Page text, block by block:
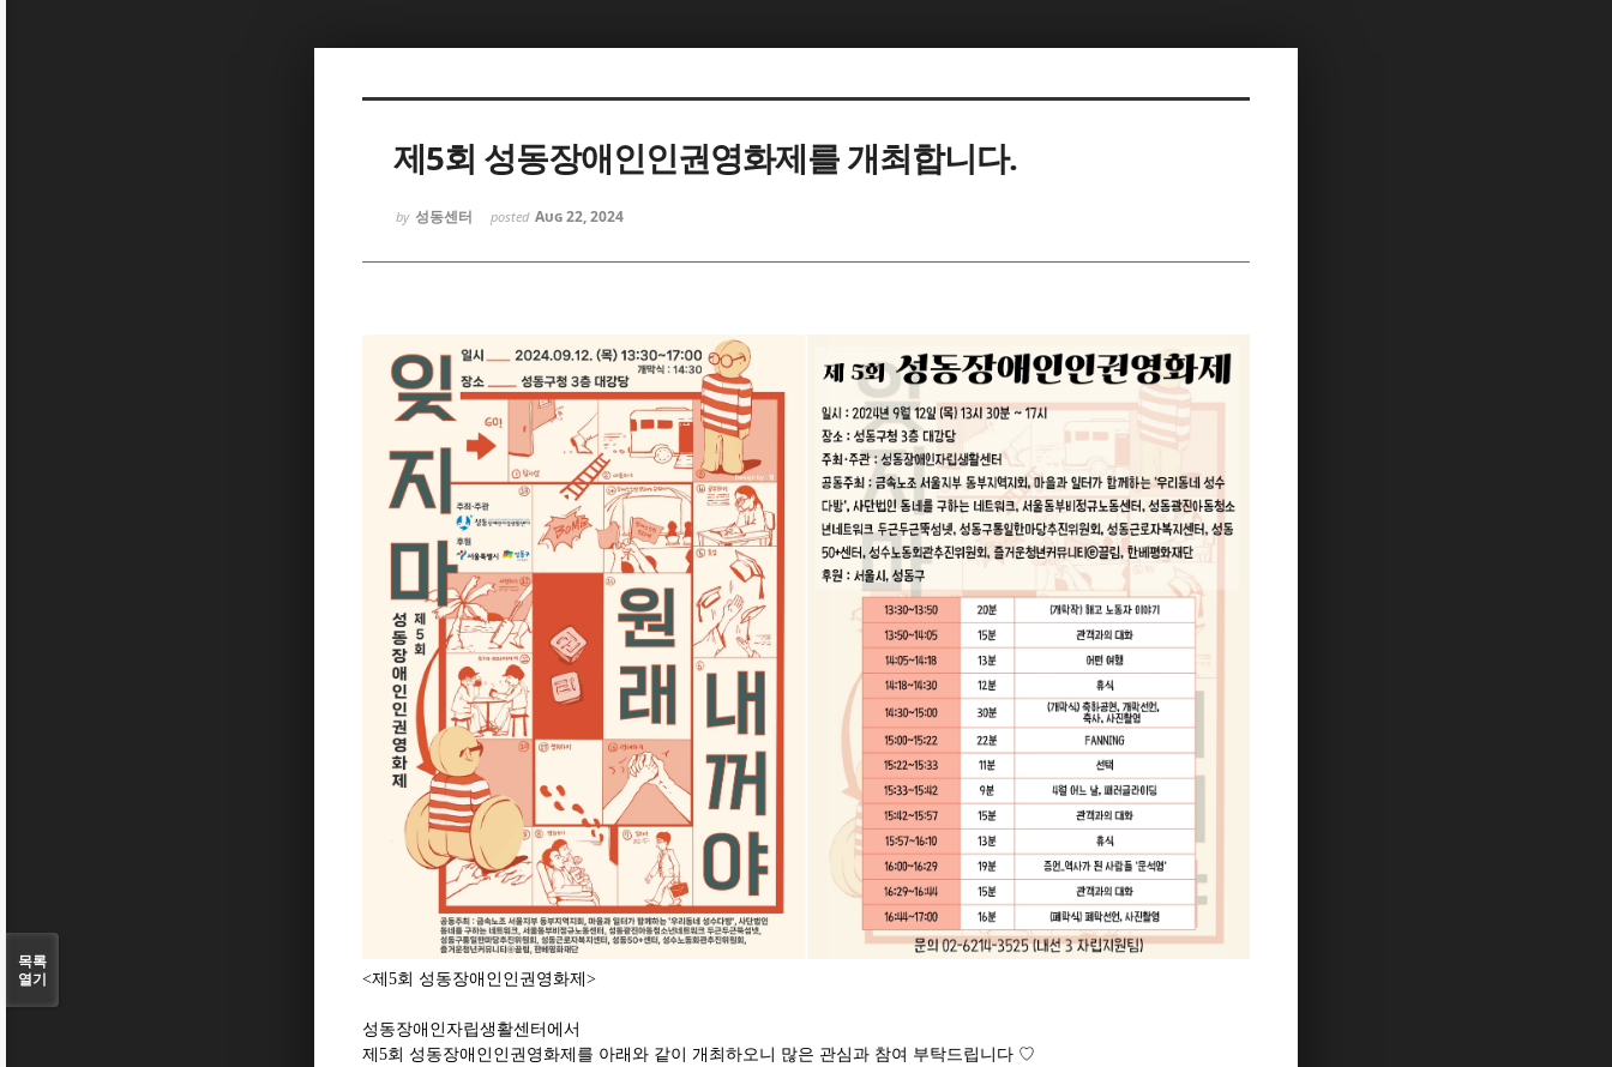
제5회 성동장애인인권영화제를 개최합니다.
by 성동센터 posted Aug 22, 2024
<제5회 성동장애인인권영화제>
성동장애인자립생활센터에서
제5회 성동장애인인권영화제를 아래와 같이 개최하오니 많은 관심과 참여 부탁드립니다 ♡
목록
열기
Sketchbook5, 스케치북5
Sketchbook5, 스케치북5